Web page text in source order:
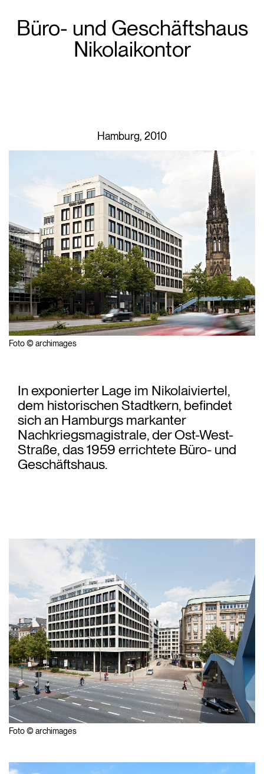
Büro- und Geschäftshaus
Nikolaikontor
Hamburg, 2010
Foto © archimages
In exponierter Lage im Nikolaiviertel,
dem historischen Stadtkern, befindet
sich an Hamburgs markanter
Nachkriegsmagistrale, der Ost-West-
Straße, das 1959 errichtete Büro- und
Geschäftshaus.
Foto © archimages